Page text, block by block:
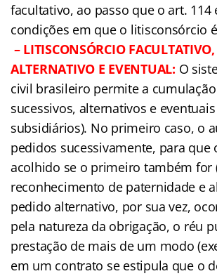
facultativo, ao passo que o art. 114
condições em que o litisconsórcio
– LITISCONSÓRCIO FACULTATIVO,
ALTERNATIVO E EVENTUAL: O
civil brasileiro permite a
sucessivos, alternativos e
subsidiários). No primeiro caso, o
pedidos sucessivamente, para que
acolhido se o primeiro também for
reconhecimento de paternidade e
pedido alternativo, por sua vez,
pela natureza da obrigação, o réu
prestação de mais de um modo
em um contrato se estipula que o